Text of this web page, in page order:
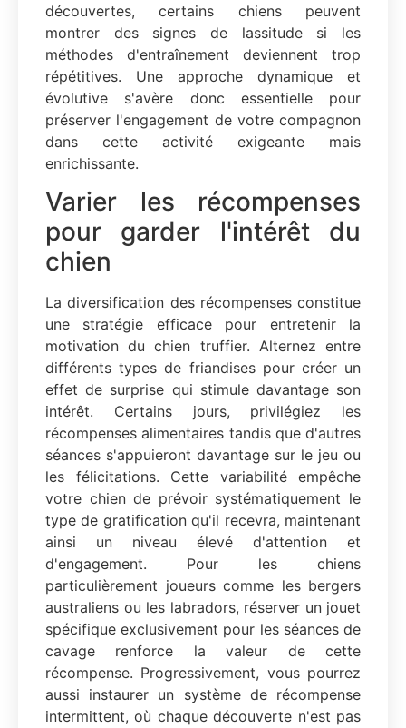
découvertes, certains chiens peuvent
montrer des signes de lassitude si les
méthodes d'entraînement deviennent trop
répétitives. Une approche dynamique et
évolutive s'avère donc essentielle pour
préserver l'engagement de votre compagnon
dans cette activité exigeante mais
enrichissante.
Varier les récompenses
pour garder l'intérêt du
chien
La diversification des récompenses constitue
une stratégie efficace pour entretenir la
motivation du chien truffier. Alternez entre
différents types de friandises pour créer un
effet de surprise qui stimule davantage son
intérêt. Certains jours, privilégiez les
récompenses alimentaires tandis que d'autres
séances s'appuieront davantage sur le jeu ou
les félicitations. Cette variabilité empêche
votre chien de prévoir systématiquement le
type de gratification qu'il recevra, maintenant
ainsi un niveau élevé d'attention et
d'engagement. Pour les chiens
particulièrement joueurs comme les bergers
australiens ou les labradors, réserver un jouet
spécifique exclusivement pour les séances de
cavage renforce la valeur de cette
récompense. Progressivement, vous pourrez
aussi instaurer un système de récompense
intermittent, où chaque découverte n'est pas